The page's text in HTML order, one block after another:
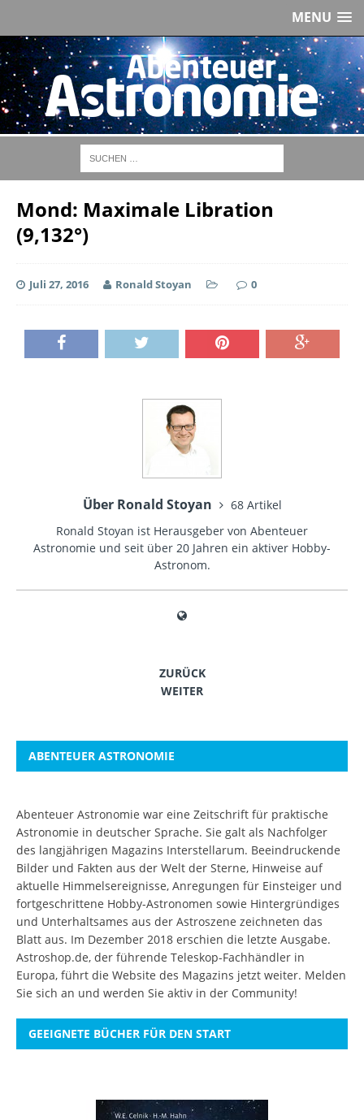
MENU
Mond: Maximale Libration
(9,132°)
Juli 27, 2016 Ronald Stoyan 0
Über Ronald Stoyan
68 Artikel
Ronald Stoyan ist Herausgeber von Abenteuer
Astronomie und seit über 20 Jahren ein aktiver Hobby-
Astronom.
ZURÜCK
WEITER
ABENTEUER ASTRONOMIE
Abenteuer Astronomie war eine Zeitschrift für praktische
Astronomie in deutscher Sprache. Sie galt als Nachfolger
des langjährigen Magazins Interstellarum. Beeindruckende
Bilder und Fakten aus der Welt der Sterne, Hinweise auf
aktuelle Himmelsereignisse, Anregungen für Einsteiger und
fortgeschrittene Hobby-Astronomen sowie Hintergründiges
und Unterhaltsames aus der Astroszene zeichneten das
Blatt aus. Im Dezember 2018 erschien die letzte Ausgabe.
Astroshop.de, der führende Teleskop-Fachhändler in
Europa, führt die Website des Magazins jetzt weiter. Melden
Sie sich an und werden Sie aktiv in der Community!
GEEIGNETE BÜCHER FÜR DEN START